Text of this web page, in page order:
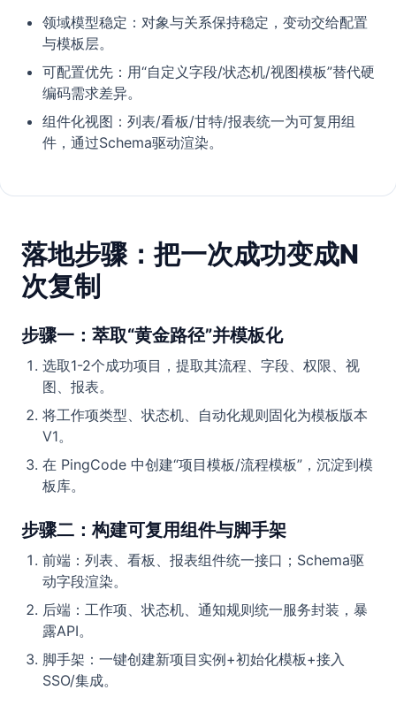
领域模型稳定：对象与关系保持稳定，变动交给配置
与模板层。
可配置优先：用“自定义字段/状态机/视图模板”替代硬
编码需求差异。
组件化视图：列表/看板/甘特/报表统一为可复用组
件，通过Schema驱动渲染。
落地步骤：把一次成功变成N
次复制
步骤一：萃取“黄金路径”并模板化
选取1-2个成功项目，提取其流程、字段、权限、视
图、报表。
将工作项类型、状态机、自动化规则固化为模板版本
V1。
在 PingCode 中创建“项目模板/流程模板”，沉淀到模
板库。
步骤二：构建可复用组件与脚手架
前端：列表、看板、报表组件统一接口；Schema驱
动字段渲染。
后端：工作项、状态机、通知规则统一服务封装，暴
露API。
脚手架：一键创建新项目实例+初始化模板+接入
SSO/集成。